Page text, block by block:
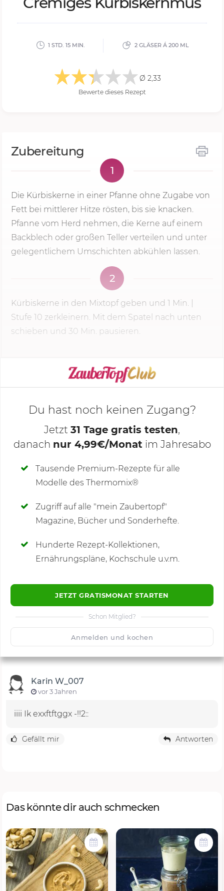
1 STD. 15 MIN. 2 GLÄSER Á 200 ML
Ø 2,33
Bewerte dieses Rezept
Zubereitung
1
Die Kürbiskerne in einer Pfanne ohne Zugabe von
Fett bei mittlerer Hitze rösten, bis sie knacken.
Pfanne vom Herd nehmen, die Kerne auf einem
Backblech oder großen Teller verteilen und unter
gelegentlichem Umschichten abkühlen lassen.
2
Kürbiskerne in den Mixtopf geben und 1 Min.
Stufe 10 zerkleinern. Mit dem Spatel nach unten
schieben und 30 Min. pausieren.
KOCHMODUS STARTEN
Deine Notizen
Du hast noch keinen Zugang?
Jetzt 31 Tage gratis testen,
danach nur 4,99€/Monat im Jahresabo
Tausende Premium-Rezepte für alle
Modelle des Thermomix®
Zugriff auf alle "mein Zaubertopf"
Magazine, Bücher und Sonderhefte.
Hunderte Rezept-Kollektionen,
Ernährungspläne, Kochschule u.v.m.
JETZT GRATISMONAT STARTEN
Schon Mitglied?
Anmelden und kochen
Kommentare(1)
🙂 Speichern
Karin W_007
vor 3 Jahren
iiii Ik exxftftggx -!!2::
Gefällt mir Antworten
Das könnte dir auch schmecken